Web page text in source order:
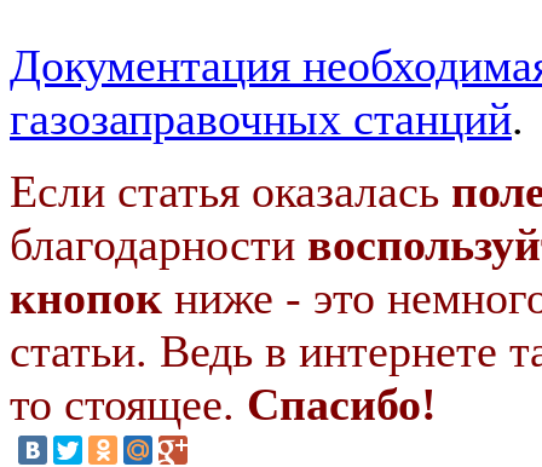
Документация
газозаправочных станций.
Если статья оказалась
благодарности
кнопок ниже - это
статьи. Ведь в интернете
то стоящее. Спасибо!